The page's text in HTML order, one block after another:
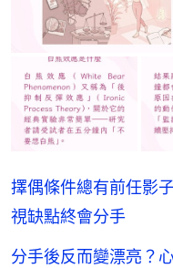
擇偶條件總有前任影
視缺點終會分手
分手後反而變漂亮？